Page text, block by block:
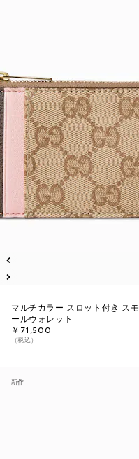
マルチカラー スロット付き スモ
ールウォレット
￥71,500
（税込）
新作